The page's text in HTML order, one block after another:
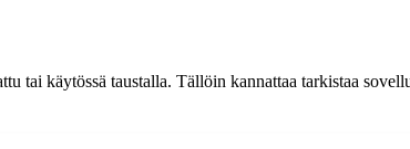
tai käytössä taustalla. Tällöin kannattaa tarkistaa